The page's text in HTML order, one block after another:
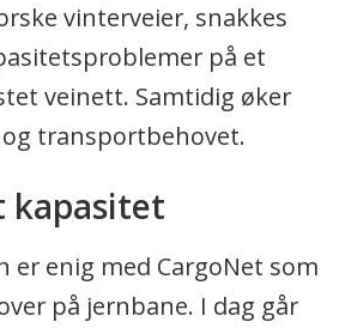
vinterveier, snakkes
på et
veinett. Samtidig øker
transportbehovet.
kapasitet
er enig med CargoNet som
på jernbane. I dag går